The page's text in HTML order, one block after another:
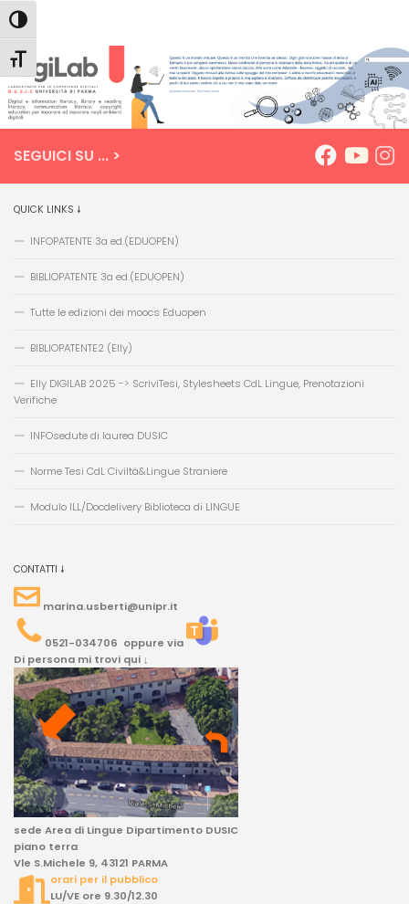
Salta
contenuto
Passa
alla
navigazione
Mappa
del
sito
Attiva/disattiva alto contrasto
Attiva/disattiva dimensione testo
Salta al contenuto
Dipartimento D.U.S.I.C. DigiLab
SEGUICI SU ... >
QUICK LINKS 🠗
INFOPATENTE 3a ed.(EDUOPEN)
BIBLIOPATENTE 3a ed.(EDUOPEN)
Tutte le edizioni dei moocs Eduopen
BIBLIOPATENTE2 (Elly)
Elly DIGILAB 2025 -> ScriviTesi, Stylesheets CdL Lingue, Prenotazioni
Verifiche
INFOsedute di laurea DUSIC
Norme Tesi CdL Civiltà&Lingue Straniere
Modulo ILL/Docdelivery Biblioteca di LINGUE
CONTATTI 🠗
marina.usberti@unipr.it
0521-034706 oppure via
Di persona mi trovi qui ↓
sede Area di Lingue Dipartimento DUSIC
piano terra
Vle S.Michele 9, 43121 PARMA
orari per il pubblico
LU/VE ore 9.30/12.30